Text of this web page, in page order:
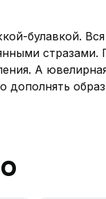
булавкой.
стразами.
А
дополнять